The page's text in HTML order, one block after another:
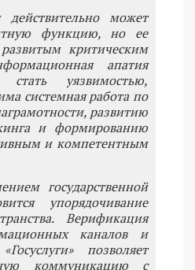
действительно может
функцию, но ее
критическим
апатия
уязвимостью,
системная работа по
развитию
и формированию
и компетентным
государственной
упорядочивание
Верификация
каналов и
позволяет
коммуникацию с